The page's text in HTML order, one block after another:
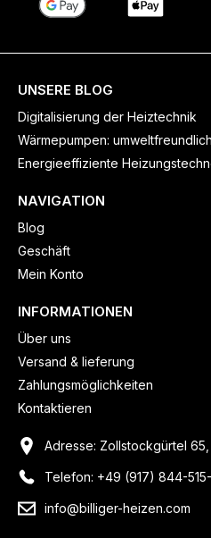
UNSERE BLOG
Digitalisierung der Heiztechnik
Wärmepumpen: umweltfreundlich
Energieeffiziente
NAVIGATION
Blog
Geschäft
Mein Konto
INFORMATIONEN
Über uns
Versand & lieferung
Zahlungsmöglichkeiten
Kontaktieren
Adresse: Zollstockgürtel
Telefon: +49 (917) 844-
info@billiger-heizen.com